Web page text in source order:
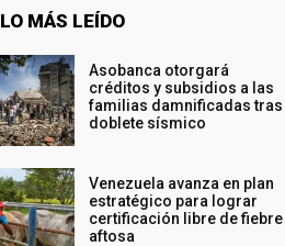
LO MÁS LEÍDO
Asobanca otorgará
créditos y subsidios a las
familias damnificadas tras
doblete sísmico
Venezuela avanza en plan
estratégico para lograr
certificación libre de fiebre
aftosa